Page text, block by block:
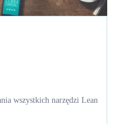
wszystkich narzędzi Lean